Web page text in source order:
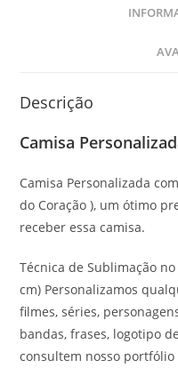
Descrição
Camisa
Camisa Personalizada
do Coração ), um ótimo
receber essa camisa.
Técnica de Sublimação
cm) Personalizamos
filmes, séries,
bandas, frases, logotipo
consultem nosso